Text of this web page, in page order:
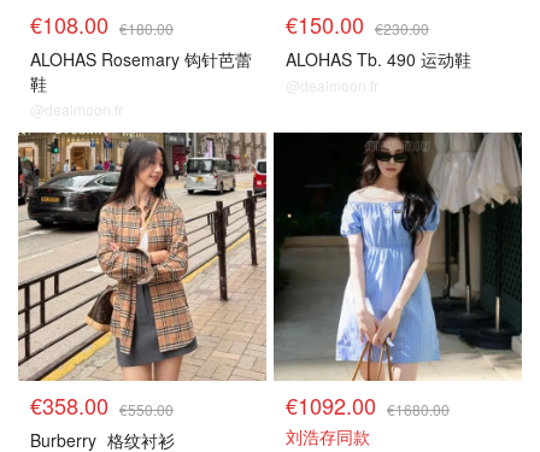
€108.00 €180.00
ALOHAS Rosemary 钩针芭蕾
鞋
@dealmoon.fr
€150.00 €230.00
ALOHAS Tb. 490 运动鞋
@dealmoon.fr
€358.00 €550.00
Burberry 格纹衬衫
€1092.00 €1680.00
刘浩存同款